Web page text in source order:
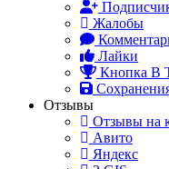
Жалобы
Лайки
Кнопка В
Отзывы
Отзывы на
Авито
Яндекс